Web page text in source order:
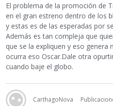
El problema de la promoción de
en el gran estreno dentro de los
y estas es de las esperadas por
Además es tan compleja que
que se la expliquen y eso genera
ocurra eso Oscar.Dale otra
cuando baje el globo.
CarthagoNova